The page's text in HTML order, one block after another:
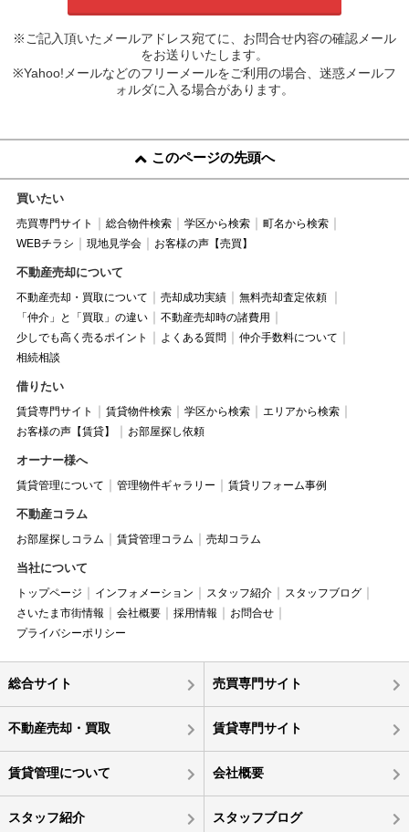
※ご記入頂いたメールアドレス宛てに、お問合せ内容の確認メール
をお送りいたします。
※Yahoo!メールなどのフリーメールをご利用の場合、迷惑メールフ
ォルダに入る場合があります。
このページの先頭へ
買いたい
売買専門サイト 総合物件検索 学区から検索
町名から検索
WEBチラシ
現地見学会 お客様の声【売買】
不動産売却について
不動産売却・買取について 売却成功実績
無料売却査定依頼
「仲介」と「買取」の違い
不動産売却時の諸費用
少しでも高く売るポイント
よくある質問
仲介手数料について
相続相談
借りたい
賃貸専門サイト 賃貸物件検索 学区から検索
エリアから検索
お客様の声【賃貸】
お部屋探し依頼
オーナー様へ
賃貸管理について 管理物件ギャラリー 賃貸リフォーム事例
不動産コラム
お部屋探しコラム 賃貸管理コラム 売却コラム
当社について
トップページ インフォメーション スタッフ紹介
スタッフブログ
さいたま市街情報
会社概要 採用情報
お問合せ
プライバシーポリシー
総合サイト 売買専門サイト
不動産売却・買取 賃貸専門サイト
賃貸管理について 会社概要
スタッフ紹介 スタッフブログ